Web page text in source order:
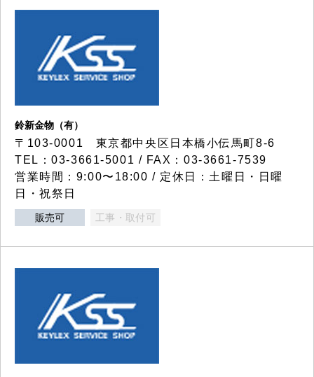
鈴新金物（有）
〒103-0001 東京都中央区日本橋小伝馬町8-6
TEL：03-3661-5001 / FAX：03-3661-7539
営業時間：9:00〜18:00 / 定休日：土曜日・日曜
日・祝祭日
販売可 工事・取付可